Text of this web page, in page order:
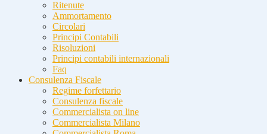
Ritenute
Ammortamento
Circolari
Principi Contabili
Risoluzioni
Principi contabili internazionali
Faq
Consulenza Fiscale
Regime forfettario
Consulenza fiscale
Commercialista on line
Commercialista Milano